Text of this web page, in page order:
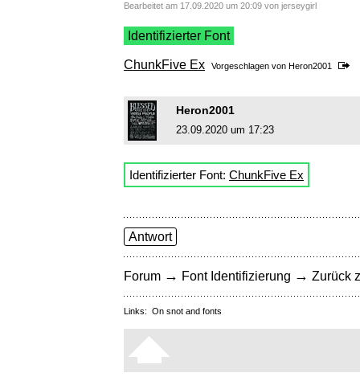
Bearbeitet am 17.09.2020 um 20:09 von jerseygirl
Identifizierter Font
ChunkFive Ex Vorgeschlagen von Heron2001
Heron2001
23.09.2020 um 17:23
Identifizierter Font: ChunkFive Ex
Antwort
Forum → Font Identifizierung → Zurück
Links: On snot and fonts